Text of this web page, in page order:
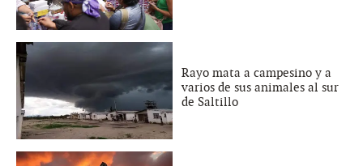
Rayo mata a campesino y a
varios de sus animales al sur
de Saltillo